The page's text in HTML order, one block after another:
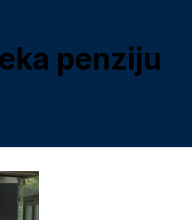
penziju